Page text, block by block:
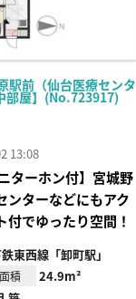
駅前（仙台医療センタ
部屋】(No.723917)
13:08
ターホン付】宮城野
ンターなどにもアク
でゆったり空間！
東西線「卸町駅」
面積 24.9m²